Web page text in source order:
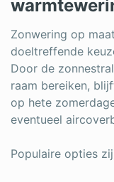
Zonwering op
doeltreffende
Door de
raam bereiken,
op hete
eventueel
Populaire opties